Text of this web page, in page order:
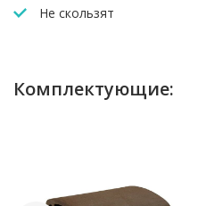
Не скользят
Комплектующие: